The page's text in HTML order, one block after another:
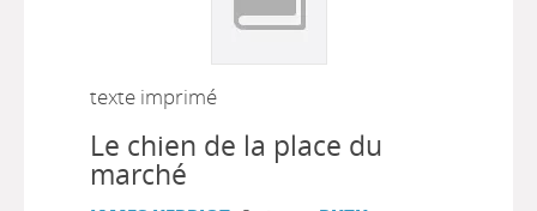
texte imprimé
Le chien de la place du
marché